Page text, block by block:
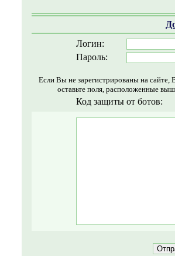
Логин:
Пароль:
Если Вы не зарегистрированы на
оставьте поля, расположенные
Код защиты от ботов: